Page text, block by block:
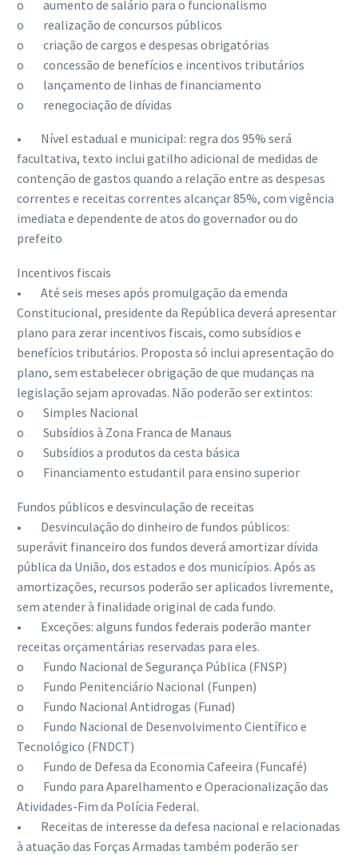
o aumento de salário para o funcionalismo
o realização de concursos públicos
o criação de cargos e despesas obrigatórias
o concessão de benefícios e incentivos tributários
o lançamento de linhas de financiamento
o renegociação de dívidas
• Nível estadual e municipal: regra dos 95% será
facultativa, texto inclui gatilho adicional de medidas de
contenção de gastos quando a relação entre as despesas
correntes e receitas correntes alcançar 85%, com vigência
imediata e dependente de atos do governador ou do
prefeito
Incentivos fiscais
• Até seis meses após promulgação da emenda
Constitucional, presidente da República deverá apresentar
plano para zerar incentivos fiscais, como subsídios e
benefícios tributários. Proposta só inclui apresentação do
plano, sem estabelecer obrigação de que mudanças na
legislação sejam aprovadas. Não poderão ser extintos:
o Simples Nacional
o Subsídios à Zona Franca de Manaus
o Subsídios a produtos da cesta básica
o Financiamento estudantil para ensino superior
Fundos públicos e desvinculação de receitas
• Desvinculação do dinheiro de fundos públicos:
superávit financeiro dos fundos deverá amortizar dívida
pública da União, dos estados e dos municípios. Após as
amortizações, recursos poderão ser aplicados livremente,
sem atender à finalidade original de cada fundo.
• Exceções: alguns fundos federais poderão manter
receitas orçamentárias reservadas para eles.
o Fundo Nacional de Segurança Pública (FNSP)
o Fundo Penitenciário Nacional (Funpen)
o Fundo Nacional Antidrogas (Funad)
o Fundo Nacional de Desenvolvimento Científico e
Tecnológico (FNDCT)
o Fundo de Defesa da Economia Cafeeira (Funcafé)
o Fundo para Aparelhamento e Operacionalização das
Atividades-Fim da Polícia Federal.
• Receitas de interesse da defesa nacional e relacionadas
à atuação das Forças Armadas também poderão ser